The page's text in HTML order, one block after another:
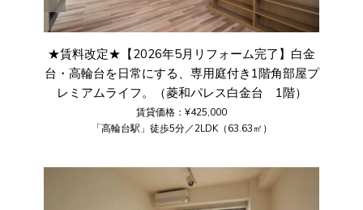
★賃料改定★【2026年5月リフォーム完了】白金
台・高輪台を日常にする、専用庭付き1階角部屋プ
レミアムライフ。（菱和パレス白金台 1階）
賃貸価格：¥425,000
「高輪台駅」徒歩5分／2LDK（63.63㎡）